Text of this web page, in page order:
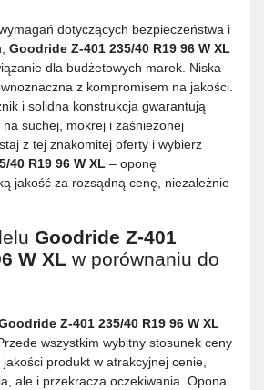
dotyczących bezpieczeństwa i
Goodride Z-401 235/40 R19 96 W XL
dla budżetowych marek. Niska
z kompromisem na jakości.
i solidna konstrukcja gwarantują
suchej, mokrej i zaśnieżonej
z tej znakomitej oferty i wybierz
40 R19 96 W XL – oponę
jakość za rozsądną cenę, niezależnie
Goodride Z-401
W XL w porównaniu do
Z-401 235/40 R19 96 W XL
wszystkim wybitny stosunek ceny
produkt w atrakcyjnej cenie,
ale i przekracza oczekiwania. Opona